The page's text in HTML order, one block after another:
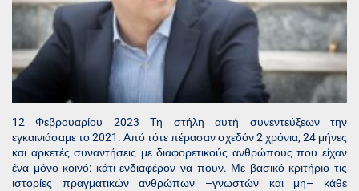
12 Φεβρουαρίου 2023 Τη στήλη αυτή συνεντεύξεων την
εγκαινιάσαμε το 2021. Από τότε πέρασαν σχεδόν 2 χρόνια, 24 μήνες
και αρκετές συναντήσεις με διαφορετικούς ανθρώπους που είχαν
ένα μόνο κοινό: κάτι ενδιαφέρον να πουν. Με βασικό κριτήριο τις
ιστορίες πραγματικών ανθρώπων –γνωστών και μη– κάθε